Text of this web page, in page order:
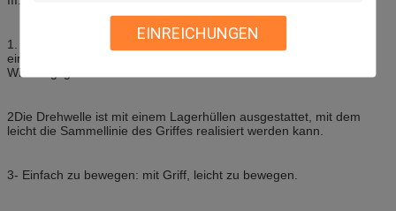
EINREICHUNGEN
1. Manuelle Ladeleitung: Funktion der Wicklung und Wicklung mit
einem in Uhrzeigersinn oder gegen die Uhrzeigersinn gerichteten
Wicklungsgriff.
2Die Drehwelle ist mit einem Lagerhüllen ausgestattet, mit dem
leicht die Sammellinie des Griffes realisiert werden kann.
3- Einfach zu bewegen: mit Griff, leicht zu bewegen.